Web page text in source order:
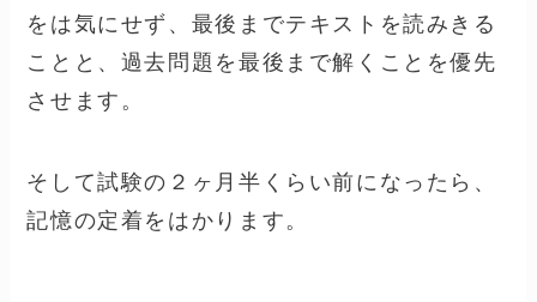
をは気にせず、最後までテキストを読みきる
ことと、過去問題を最後まで解くことを優先
させます。
そして試験の２ヶ月半くらい前になったら、
記憶の定着をはかります。